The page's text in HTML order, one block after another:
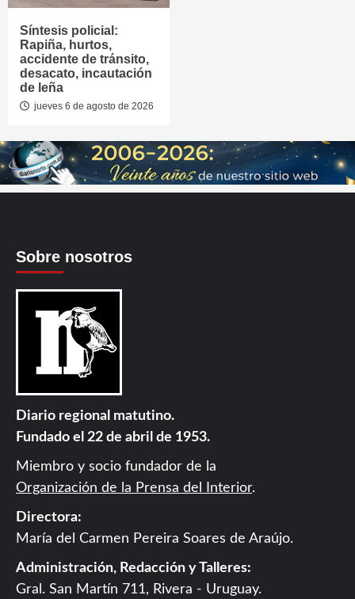
Síntesis policial:
Rapiña, hurtos,
accidente de tránsito,
desacato, incautación
de leña
jueves 6 de agosto de 2026
Sobre nosotros
Diario regional matutino.
Fundado el 22 de abril de 1953.
Miembro y socio fundador de la
Organización de la Prensa del Interior.
Directora:
María del Carmen Pereira Soares de Araújo.
Administración, Redacción y Talleres:
Gral. San Martín 711, Rivera - Uruguay.